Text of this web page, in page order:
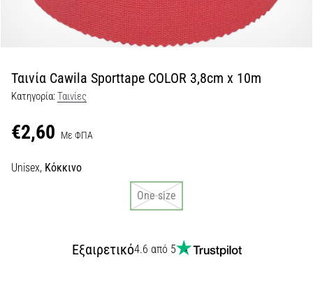
Εμφάνιση
άρθρων
Ταινία Cawila Sporttape COLOR 3,8cm x 10m
Κατηγορία:Ταινίες
€2,60 Με ΦΠΑ
Unisex, Κόκκινο
One size
Εξαιρετικό4.6 από 5